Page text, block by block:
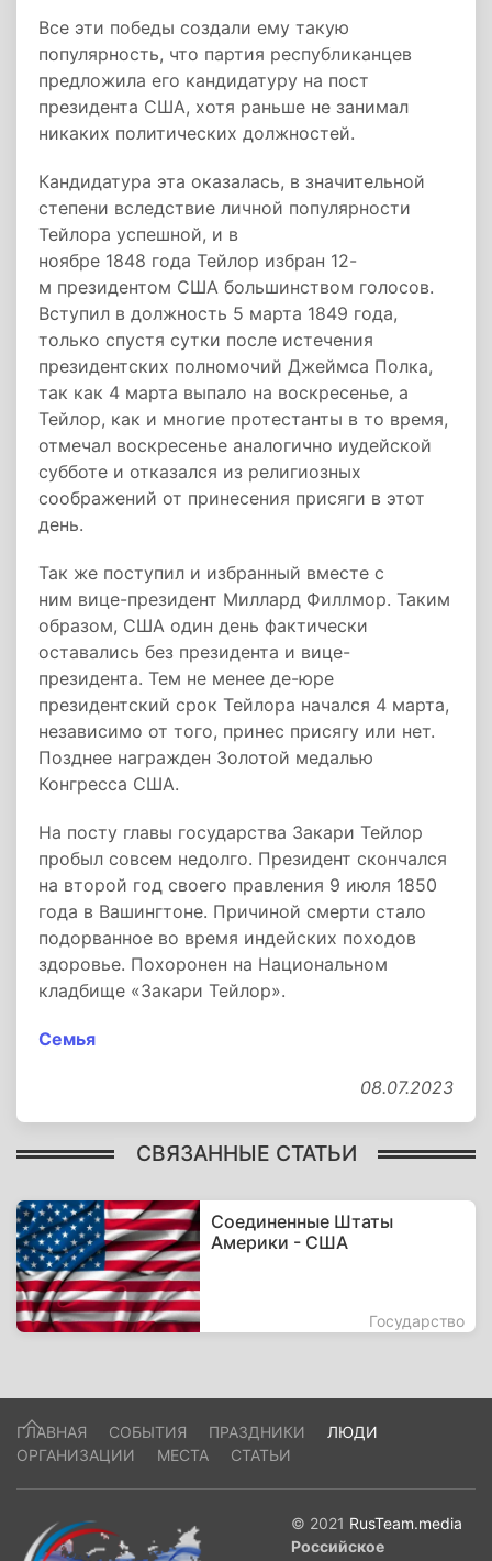
Все эти победы создали ему такую
популярность, что партия республиканцев
предложила его кандидатуру на пост
президента США, хотя раньше не занимал
никаких политических должностей.
Кандидатура эта оказалась, в значительной
степени вследствие личной популярности
Тейлора успешной, и в
ноябре 1848 года Тейлор избран 12-
м президентом США большинством голосов.
Вступил в должность 5 марта 1849 года,
только спустя сутки после истечения
президентских полномочий Джеймса Полка,
так как 4 марта выпало на воскресенье, а
Тейлор, как и многие протестанты в то время,
отмечал воскресенье аналогично иудейской
субботе и отказался из религиозных
соображений от принесения присяги в этот
день.
Так же поступил и избранный вместе с
ним вице-президент Миллард Филлмор. Таким
образом, США один день фактически
оставались без президента и вице-
президента. Тем не менее де-юре
президентский срок Тейлора начался 4 марта,
независимо от того, принес присягу или нет.
Позднее награжден Золотой медалью
Конгресса США.
На посту главы государства Закари Тейлор
пробыл совсем недолго. Президент скончался
на второй год своего правления 9 июля 1850
года в Вашингтоне. Причиной смерти стало
подорванное во время индейских походов
здоровье. Похоронен на Национальном
кладбище «Закари Тейлор».
Семья
08.07.2023
СВЯЗАННЫЕ СТАТЬИ
Соединенные Штаты
Америки - США
Государство
ГЛАВНАЯ СОБЫТИЯ ПРАЗДНИКИ
ЛЮДИ
ОРГАНИЗАЦИИ
МЕСТА СТАТЬИ
© 2021 RusTeam.media
Российское